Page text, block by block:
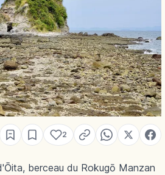
2
berceau du Rokugō Manzan